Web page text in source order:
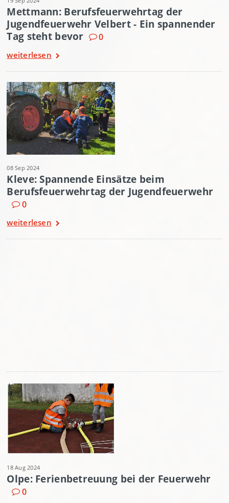
Mettmann: Berufsfeuerwehrtag der
Jugendfeuerwehr Velbert - Ein spannender
Tag steht bevor
0
weiterlesen
08 Sep 2024
Kleve: Spannende Einsätze beim
Berufsfeuerwehrtag der Jugendfeuerwehr
0
weiterlesen
18 Aug 2024
Olpe: Ferienbetreuung bei der Feuerwehr
0